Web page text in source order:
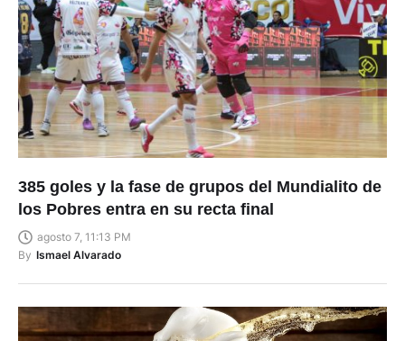
385 goles y la fase de grupos del Mundialito de
los Pobres entra en su recta final
agosto 7, 11:13 PM
By Ismael Alvarado